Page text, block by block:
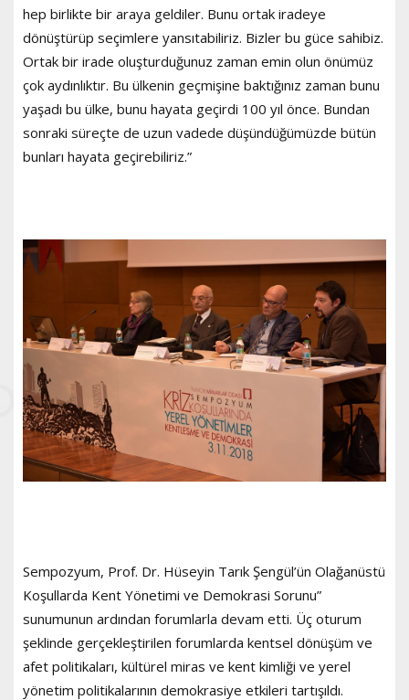
hep birlikte bir araya geldiler. Bunu ortak iradeye
dönüştürüp seçimlere yansıtabiliriz. Bizler bu güce sahibiz.
Ortak bir irade oluşturduğunuz zaman emin olun önümüz
çok aydınlıktır. Bu ülkenin geçmişine baktığınız zaman bunu
yaşadı bu ülke, bunu hayata geçirdi 100 yıl önce. Bundan
sonraki süreçte de uzun vadede düşündüğümüzde bütün
bunları hayata geçirebiliriz.”
Sempozyum, Prof. Dr. Hüseyin Tarık Şengül’ün Olağanüstü
Koşullarda Kent Yönetimi ve Demokrasi Sorunu”
sunumunun ardından forumlarla devam etti. Üç oturum
şeklinde gerçekleştirilen forumlarda kentsel dönüşüm ve
afet politikaları, kültürel miras ve kent kimliği ve yerel
yönetim politikalarının demokrasiye etkileri tartışıldı.